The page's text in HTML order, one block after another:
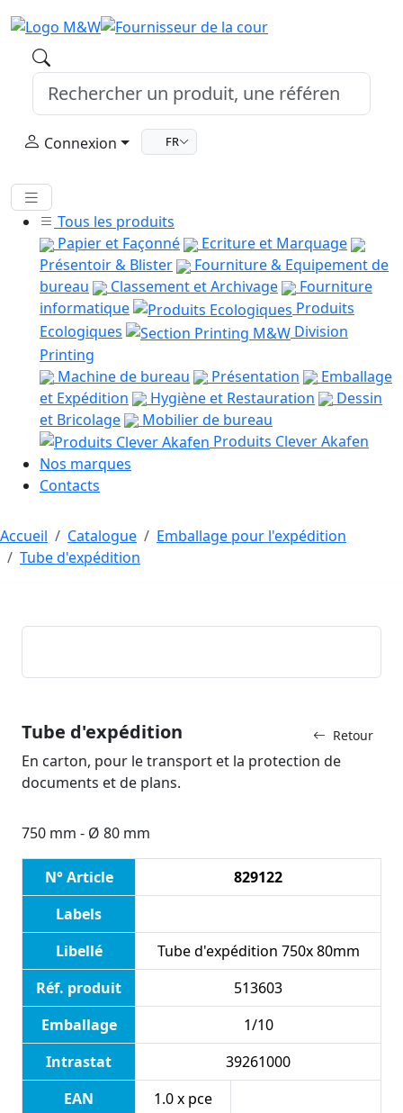
Connexion FR
Tous les produits
Papier et Façonné
Ecriture et Marquage
Présentoir & Blister
Fourniture & Equipement de
bureau
Classement et Archivage
Fourniture
informatique
Produits
Ecologiques
Division
Printing
Machine de bureau
Présentation
Emballage
et Expédition
Hygiène et Restauration
Dessin
et Bricolage
Mobilier de bureau
Produits Clever Akafen
Nos marques
Contacts
Accueil Catalogue
Emballage pour l'expédition
Tube d'expédition
Retour
Tube d'expédition
En carton, pour le transport et la protection de
documents et de plans.
750 mm - Ø 80 mm
N° Article
829122
Labels
Libellé
Tube d'expédition 750x 80mm
Réf. produit
513603
Emballage
1/10
Intrastat
39261000
EAN
1.0 x pce